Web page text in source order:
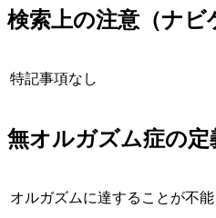
検索上の注意（ナビ
特記事項なし
無オルガズム症の定
オルガズムに達することが不能